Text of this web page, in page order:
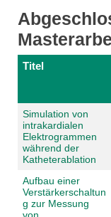
Titel
Simulation von
intrakardialen
Elektrogrammen
während der
Katheterablation
Aufbau einer
Verstärkerschaltun
g zur Messung
von